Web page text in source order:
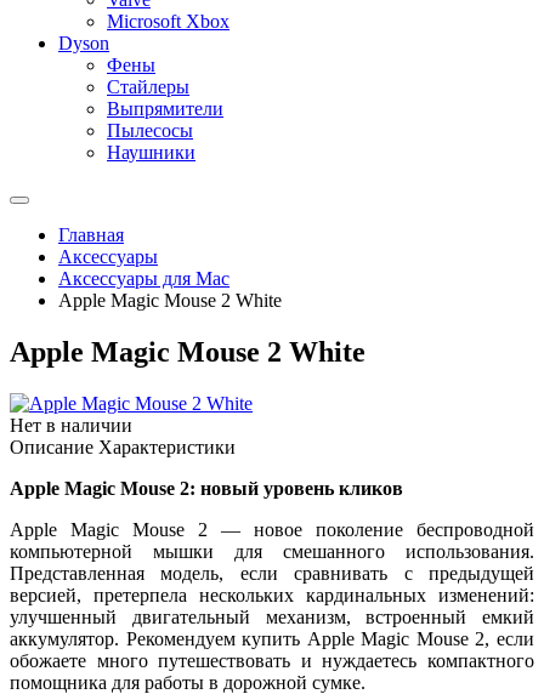
Microsoft Xbox
Dyson
Фены
Стайлеры
Выпрямители
Пылесосы
Наушники
Главная
Аксессуары
Аксессуары для Mac
Apple Magic Mouse 2 White
Apple Magic Mouse 2 White
Нет в наличии
Описание Характеристики
Apple Magic Mouse 2: новый уровень кликов
Apple Magic Mouse 2 — новое поколение беспроводной
компьютерной мышки для смешанного использования.
Представленная модель, если сравнивать с предыдущей
версией, претерпела нескольких кардинальных изменений:
улучшенный двигательный механизм, встроенный емкий
аккумулятор. Рекомендуем купить Apple Magic Mouse 2, если
обожаете много путешествовать и нуждаетесь компактного
помощника для работы в дорожной сумке.